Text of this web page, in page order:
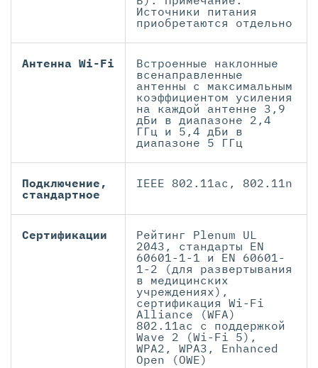
Источники питания
приобретаются отдельно
Антенна Wi-Fi
Встроенные наклонные
всенаправленные
антенны с максимальным
коэффициентом усиления
на каждой антенне 3,9
дБи в диапазоне 2,4
ГГц и 5,4 дБи в
диапазоне 5 ГГц
Подключение,
стандартное
IEEE 802.11ac, 802.11n
Сертификации
Рейтинг Plenum UL
2043, стандарты EN
60601-1-1 и EN 60601-
1-2 (для развертывания
в медицинских
учреждениях),
сертификация Wi-Fi
Alliance (WFA)
802.11ac с поддержкой
Wave 2 (Wi-Fi 5),
WPA2, WPA3, Enhanced
Open (OWE)